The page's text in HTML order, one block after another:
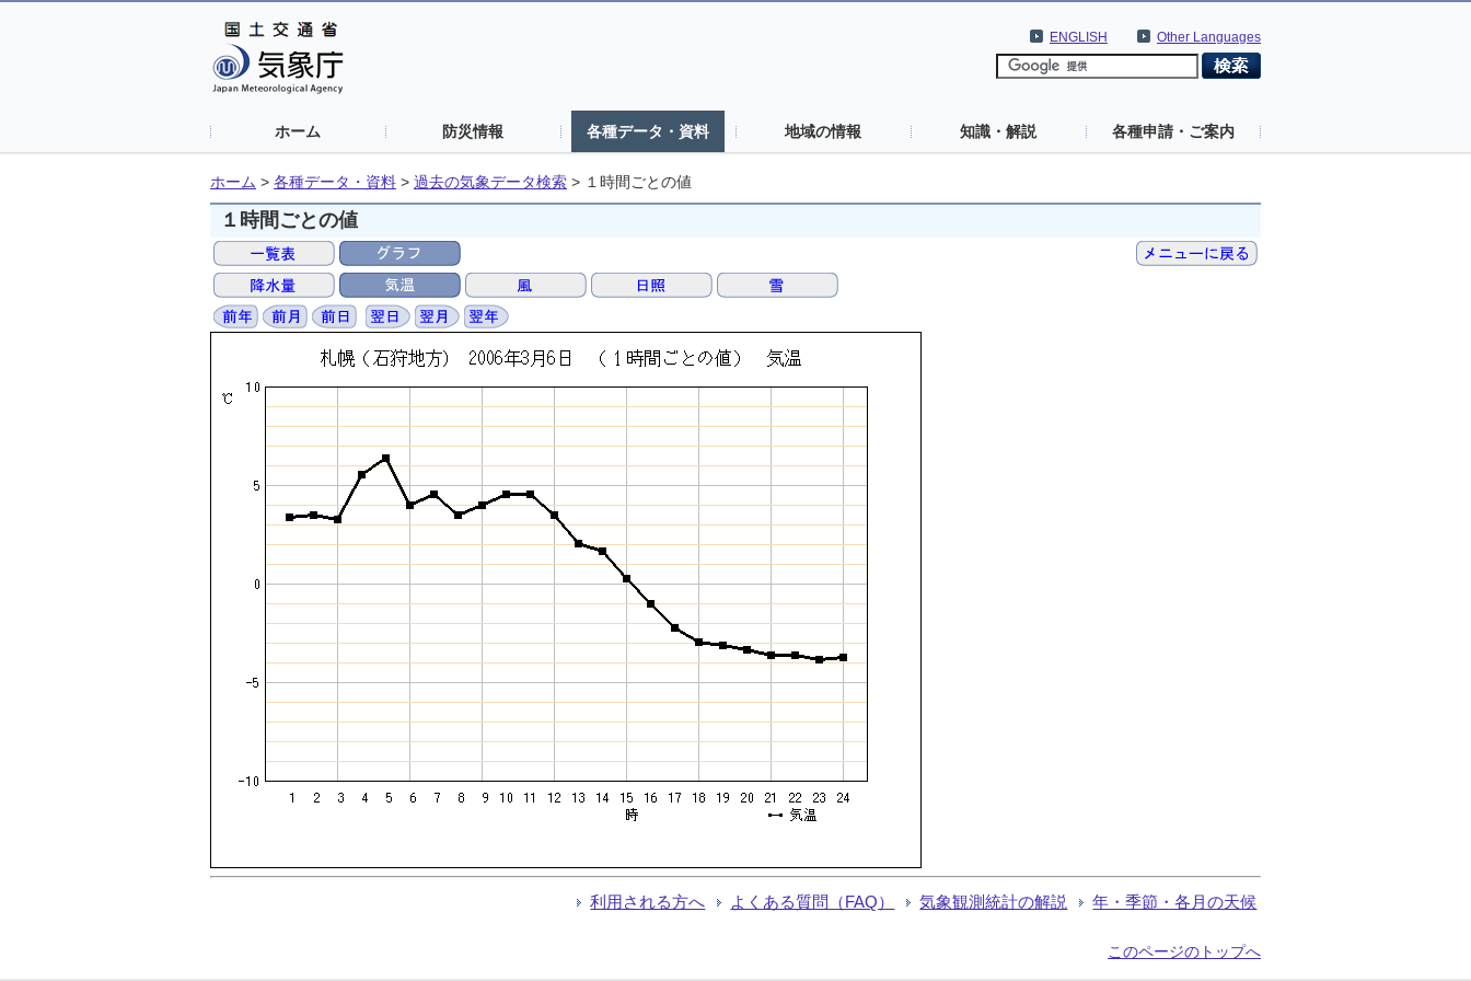
Other Languages
ENGLISH
ホーム 防災情報 各種データ・資料 地域の情報 知識・解説 各種申請・ご案内
ホーム > 各種データ・資料 > 過去の気象データ検索 > １時間ごとの値
１時間ごとの値
利用される方へ よくある質問（FAQ） 気象観測統計の解説 年・季節・各月の天候
このページのトップへ